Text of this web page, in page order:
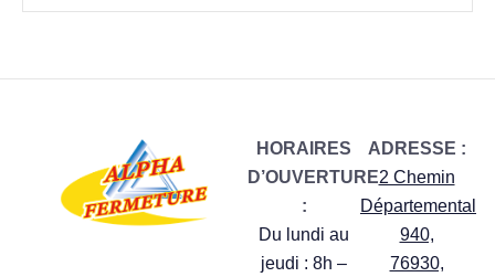
HORAIRES
D’OUVERTURE
:
Du lundi au
jeudi : 8h –
ADRESSE :
2 Chemin
Départemental
940,
76930,